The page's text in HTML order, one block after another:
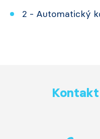
2 - Automatický
Kontakt